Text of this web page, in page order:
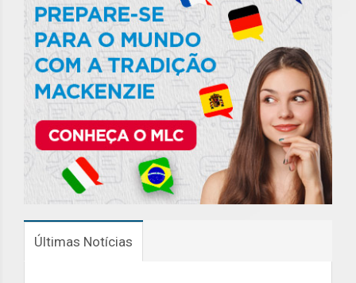
Últimas Notícias